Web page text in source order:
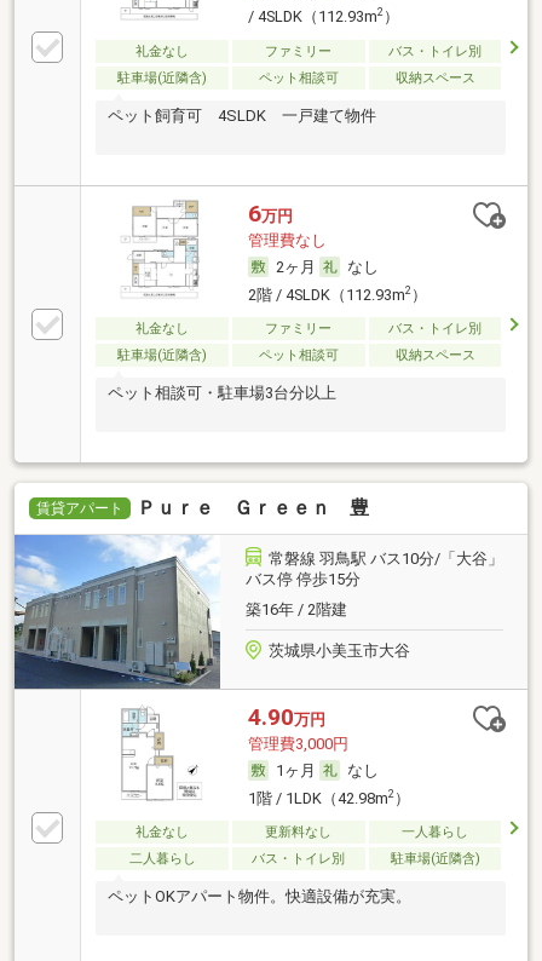
/ 4SLDK（112.93m2）
礼金なし ファミリー
バス・トイレ別
駐車場(近隣含)
ペット相談可 収納スペース
ペット飼育可 4SLDK 一戸建て物件
6万円
管理費なし
2ヶ月
なし
2階 / 4SLDK（112.93m2）
礼金なし ファミリー
バス・トイレ別
駐車場(近隣含)
ペット相談可 収納スペース
ペット相談可・駐車場3台分以上
賃貸アパート Ｐｕｒｅ Ｇｒｅｅｎ 豊
常磐線 羽鳥駅 バス10分/「大谷」
バス停 停歩15分
築16年 / 2階建
茨城県小美玉市大谷
4.90万円
管理費3,000円
1ヶ月
なし
1階 / 1LDK（42.98m2）
礼金なし 更新料なし
一人暮らし
二人暮らし
バス・トイレ別 駐車場(近隣含)
ペットOKアパート物件。快適設備が充実。